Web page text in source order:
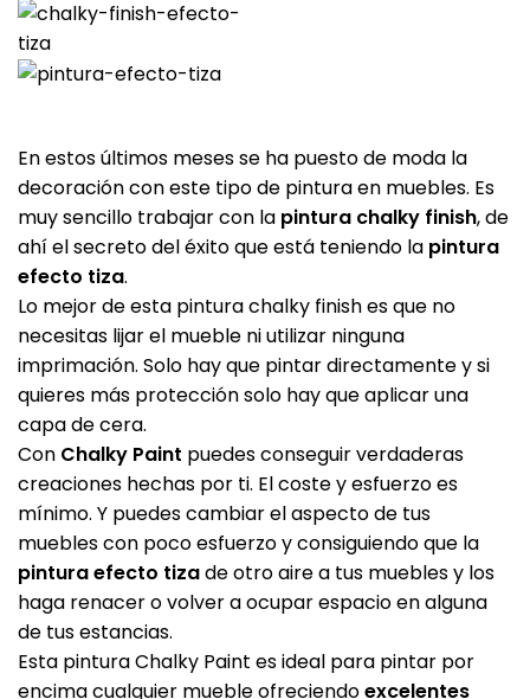
En estos últimos meses se ha puesto de moda la
decoración con este tipo de pintura en muebles. Es
muy sencillo trabajar con la pintura chalky finish, de
ahí el secreto del éxito que está teniendo la pintura
efecto tiza.
Lo mejor de esta pintura chalky finish es que no
necesitas lijar el mueble ni utilizar ninguna
imprimación. Solo hay que pintar directamente y si
quieres más protección solo hay que aplicar una
capa de cera.
Con Chalky Paint puedes conseguir verdaderas
creaciones hechas por ti. El coste y esfuerzo es
mínimo. Y puedes cambiar el aspecto de tus
muebles con poco esfuerzo y consiguiendo que la
pintura efecto tizade otro aire a tus muebles y los
haga renacer o volver a ocupar espacio en alguna
de tus estancias.
Esta pintura Chalky Paint es ideal para pintar por
encima cualquier mueble ofreciendoexcelentes